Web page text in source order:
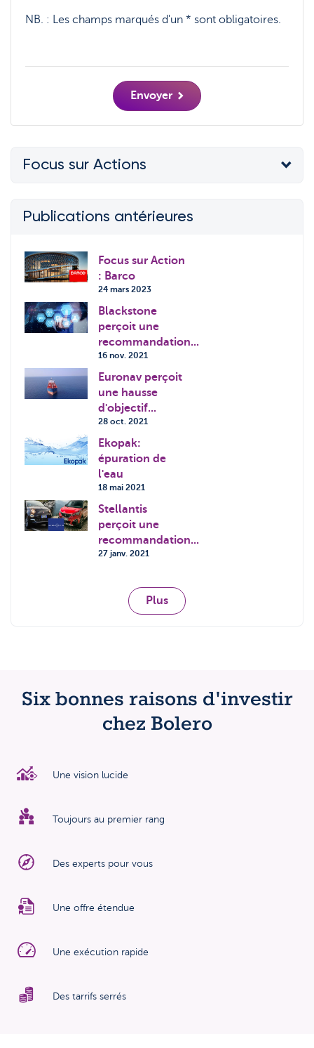
NB. : Les champs marqués d'un * sont obligatoires.
Envoyer
Focus sur Actions
Publications antérieures
Focus sur Action
: Barco
24 mars 2023
Blackstone
perçoit une
recommandation...
16 nov. 2021
Euronav perçoit
une hausse
d'objectif...
28 oct. 2021
Ekopak:
épuration de
l'eau
18 mai 2021
Stellantis
perçoit une
recommandation...
27 janv. 2021
Plus
Six bonnes raisons d'investir
chez Bolero
Une vision lucide
Toujours au premier rang
Des experts pour vous
Une offre étendue
Une exécution rapide
Des tarrifs serrés